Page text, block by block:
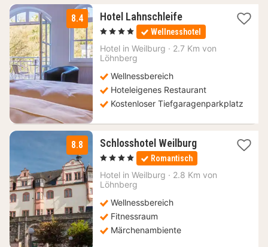
8.4 Hotel Lahnschleife1
Nacht
ab
119,50
, 4 Sterne Wellnesshotel
Hotel in Weilburg · 2.7 Km von
Löhnberg
Wellnessbereich
Hoteleigenes Restaurant
Kostenloser Tiefgaragenparkplatz
8.8 Schlosshotel Weilburg1
Nacht
ab
125
, 4 Sterne Romantisch
Hotel in Weilburg · 2.8 Km von
Löhnberg
Wellnessbereich
Fitnessraum
Märchenambiente